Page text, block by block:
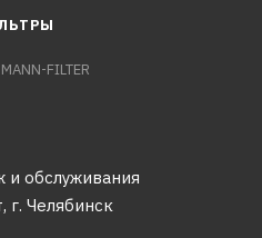
FILTER
обслуживания
г. Челябинск